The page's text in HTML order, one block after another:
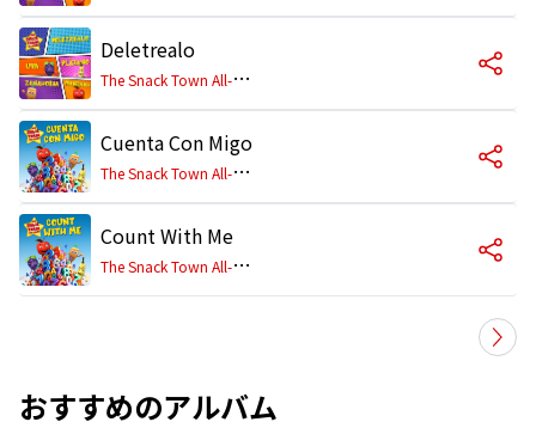
Deletrealo
T
he Snack Town All-Stars
Cuenta Con Migo
T
he Snack Town All-Stars
Count With Me
T
he Snack Town All-Stars
おすすめのアルバム